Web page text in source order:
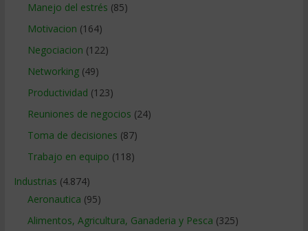
Manejo del estrés (85)
Motivacion (164)
Negociacion (122)
Networking(49)
Productividad (123)
Reuniones de negocios (24)
Toma de decisiones (87)
Trabajo en equipo (118)
Industrias (4.874)
Aeronautica (95)
Alimentos, Agricultura, Ganaderia y Pesca (325)